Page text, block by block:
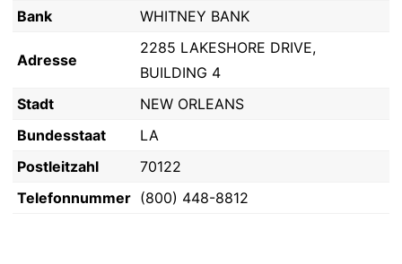
Bank WHITNEY BANK
Adresse
2285 LAKESHORE DRIVE,
BUILDING 4
Stadt
NEW ORLEANS
Bundesstaat
LA
Postleitzahl
70122
Telefonnummer (800) 448-8812